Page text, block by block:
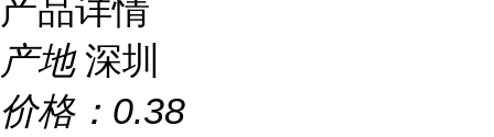
产品详情
产地 深圳
价格： 0.38